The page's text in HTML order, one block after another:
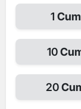
1
10
20